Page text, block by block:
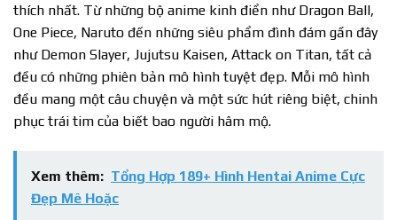
thích nhất. Từ những bộ anime kinh điển như Dragon Ball,
One Piece, Naruto đến những siêu phẩm đình đám gần đây
như Demon Slayer, Jujutsu Kaisen, Attack on Titan, tất cả
đều có những phiên bản mô hình tuyệt đẹp. Mỗi mô hình
đều mang một câu chuyện và một sức hút riêng biệt, chinh
phục trái tim của biết bao người hâm mộ.
Xem thêm: Tổng Hợp 189+ Hình Hentai Anime Cực
Đẹp Mê Hoặc